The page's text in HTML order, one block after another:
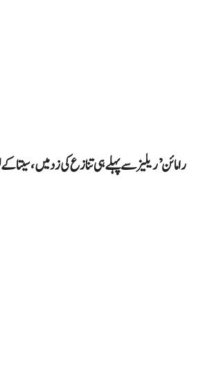
‘رامائن’ ریلیز سے پہلے ہی تنازع کی زد میں، سیتا